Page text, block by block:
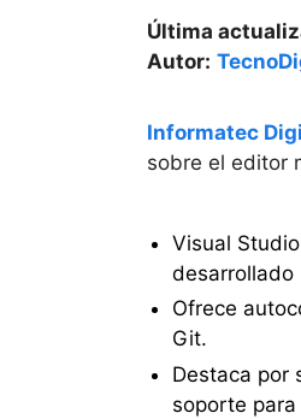
Última
Autor:
Informatec
sobre el editor
Visual
desarrollado
Ofrece
Git.
Destaca por
soporte